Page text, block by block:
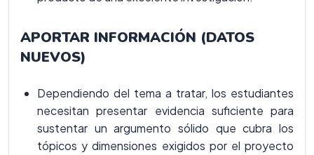
APORTAR INFORMACIÓN (DATOS
NUEVOS)
Dependiendo del tema a tratar, los estudiantes
necesitan presentar evidencia suficiente para
sustentar un argumento sólido que cubra los
tópicos y dimensiones exigidos por el proyecto